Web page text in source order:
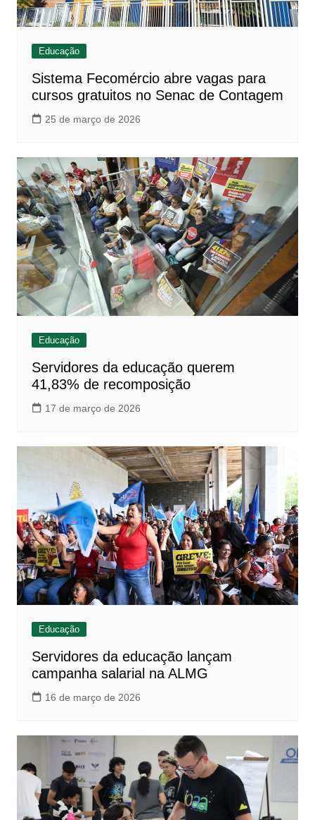
Educação
Sistema Fecomércio abre vagas para
cursos gratuitos no Senac de Contagem
25 de março de 2026
Educação
Servidores da educação querem
41,83% de recomposição
17 de março de 2026
Educação
Servidores da educação lançam
campanha salarial na ALMG
16 de março de 2026